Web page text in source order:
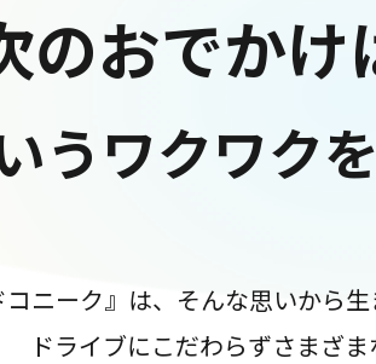
のおでかけ
うワクワク
コニーク』は、そんな思いから
ドライブにこだわらずさまざ